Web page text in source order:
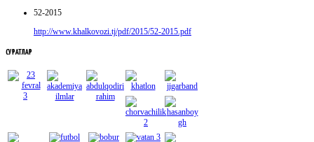
52-2015
http://www.khalkovozi.tj/pdf/2015/52-2015.pdf
СУРАТЛАР